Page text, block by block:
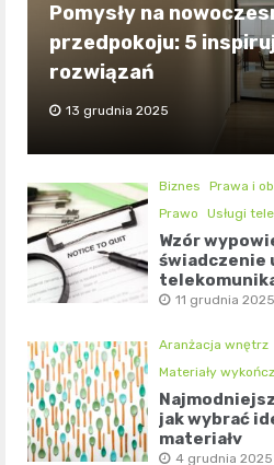
Pomysły na
przedpokoju: 5
rozwiązań
13 grudnia 2025
Biznes
Prawa i
Prawo
Usługi
Wzór
świadczenie
11 grudnia 2025
Aranżacja wnętrz
Materiały
jak wybrać
materiały
4 grudnia 2025